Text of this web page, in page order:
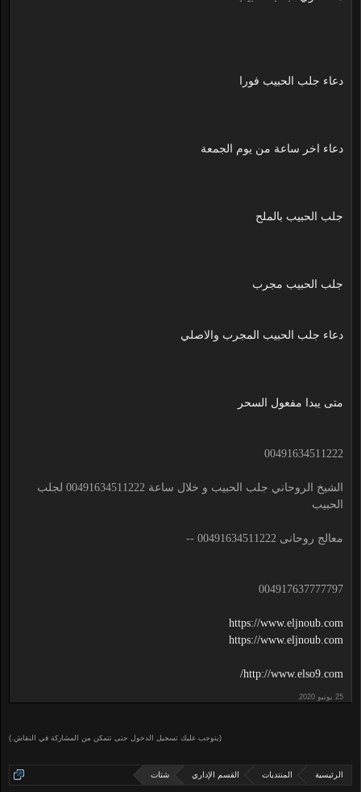
دعاء جلب الحبيب فورا
دعاء اخر ساعة من يوم الجمعة
جلب الحبيب بالملح
جلب الحبيب مجرب
دعاء جلب الحبيب المجرب والاصلي
متى يبدا مفعول السحر
00491634511222
الشيخ الروحاني جلب الحبيب و خلال ساعة 00491634511222 لجلب
الحبيب
معالج روحانى 00491634511222 --
004917637777797
https://www.eljnoub.com
https://www.eljnoub.com
http://www.elso9.com/
(يتوجب عليك تسجيل الدخول حتى تتمكن من المشاركة في النقاش.)
الرئيسية المنتديات القسم الإداري شتات